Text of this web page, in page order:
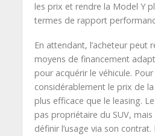
les prix et rendre la Model Y
termes de rapport
En attendant, l’acheteur peut
moyens de financement
pour acquérir le véhicule.
considérablement le prix de la
plus efficace que le leasing.
pas propriétaire du SUV, mais
définir l’usage via son